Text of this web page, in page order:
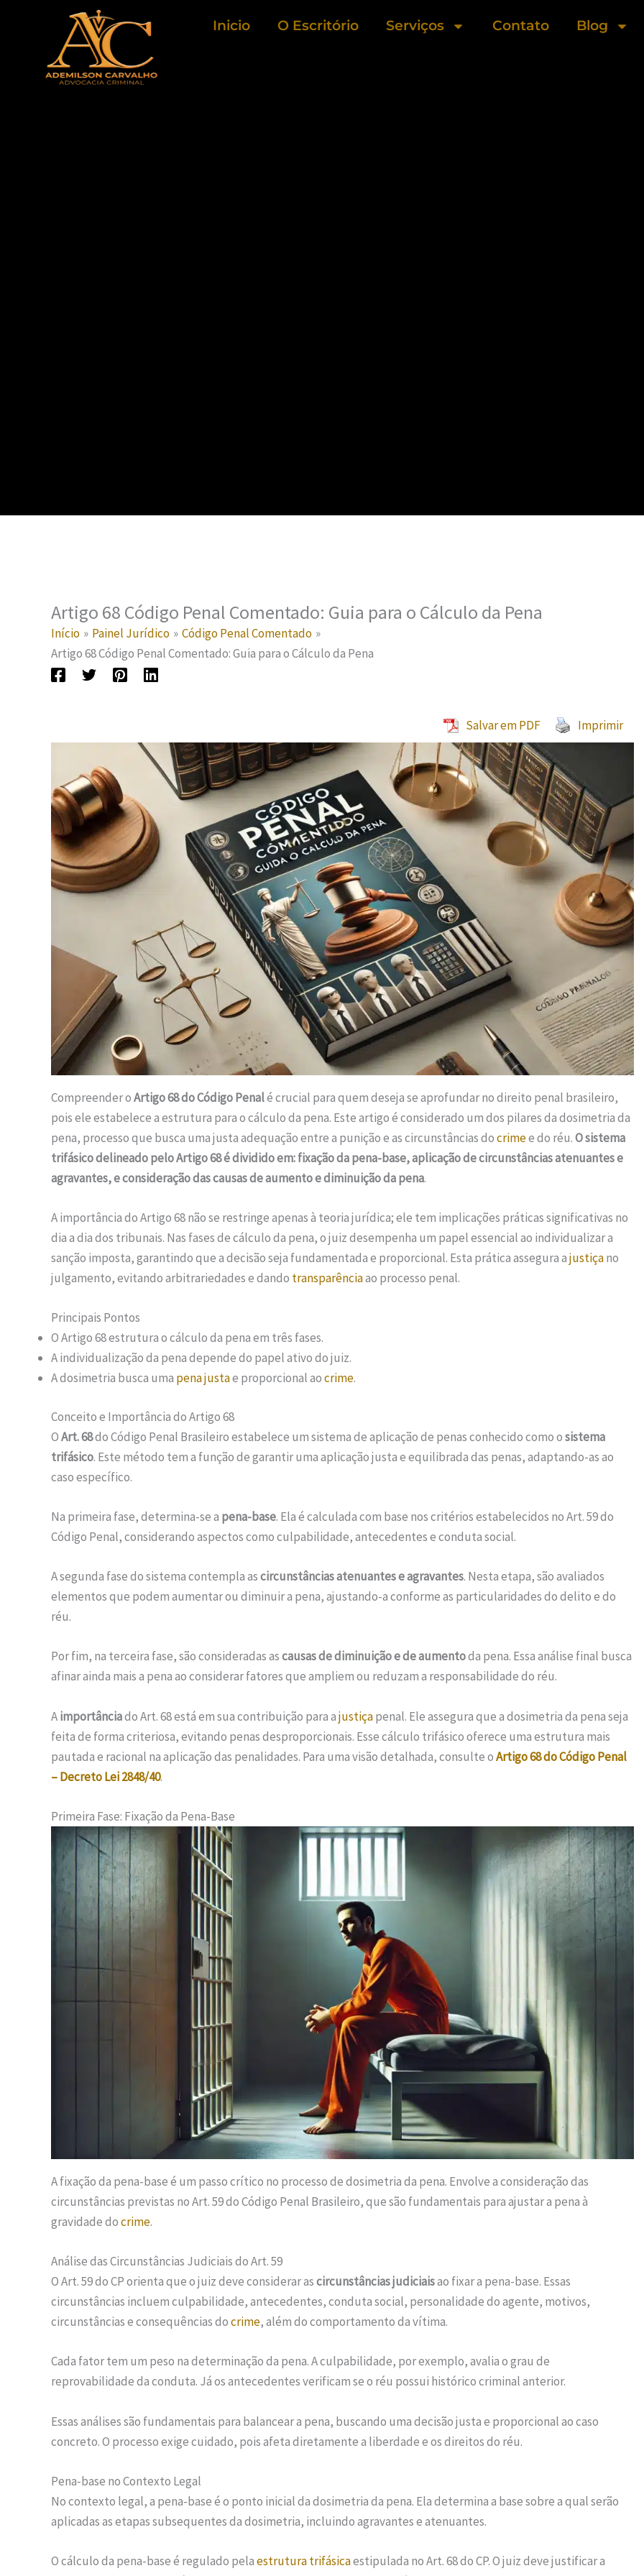
conteúdo
Inicio O Escritório Serviços Contato Blog
Artigo 68 Código Penal Comentado: Guia para o Cálculo da Pena
Início Painel Jurídico
Código Penal Comentado
Artigo 68 Código Penal Comentado: Guia para o Cálculo da Pena
Salvar em PDF Imprimir
Compreender oArtigo 68 do Código Penalé crucial para quem deseja se aprofundar no direito penal brasileiro,
pois ele estabelece a estrutura para o cálculo da pena. Este artigo é considerado um dos pilares da dosimetria da
pena, processo que busca uma justa adequação entre a punição e as circunstâncias docrimee do réu.O sistema
trifásico delineado pelo Artigo 68 é dividido em: fixação da pena-base, aplicação de circunstâncias atenuantes e
agravantes, e consideração das causas de aumento e diminuição da pena.
A importância do Artigo 68 não se restringe apenas à teoria jurídica; ele tem implicações práticas significativas no
dia a dia dos tribunais. Nas fases de cálculo da pena, o juiz desempenha um papel essencial ao individualizar a
sanção imposta, garantindo que a decisão seja fundamentada e proporcional. Esta prática assegura ajustiçano
julgamento, evitando arbitrariedades e dando transparênciaao processo penal.
Principais Pontos
O Artigo 68 estrutura o cálculo da pena em três fases.
A individualização da pena depende do papel ativo do juiz.
A dosimetria busca uma pena justae proporcional aocrime.
Conceito e Importância do Artigo 68
OArt. 68do Código Penal Brasileiro estabelece um sistema de aplicação de penas conhecido como osistema
trifásico. Este método tem a função de garantir uma aplicação justa e equilibrada das penas, adaptando-as ao
caso específico.
Na primeira fase, determina-se a pena-base. Ela é calculada com base nos critérios estabelecidos no Art. 59 do
Código Penal, considerando aspectos como culpabilidade, antecedentes e conduta social.
A segunda fase do sistema contempla ascircunstâncias atenuantes e agravantes. Nesta etapa, são avaliados
elementos que podem aumentar ou diminuir a pena, ajustando-a conforme as particularidades do delito e do
réu.
Por fim, na terceira fase, são consideradas ascausas de diminuição e de aumentoda pena. Essa análise final busca
afinar ainda mais a pena ao considerar fatores que ampliem ou reduzam a responsabilidade do réu.
Aimportânciado Art. 68 está em sua contribuição para ajustiçapenal. Ele assegura que a dosimetria da pena seja
feita de forma criteriosa, evitando penas desproporcionais. Esse cálculo trifásico oferece uma estrutura mais
pautada e racional na aplicação das penalidades. Para uma visão detalhada, consulte oArtigo 68 do Código Penal
– Decreto Lei 2848/40.
Primeira Fase: Fixação da Pena-Base
A fixação da pena-base é um passo crítico no processo de dosimetria da pena. Envolve a consideração das
circunstâncias previstas no Art. 59 do Código Penal Brasileiro, que são fundamentais para ajustar a pena à
gravidade docrime.
Análise das Circunstâncias Judiciais do Art. 59
O Art. 59 do CP orienta que o juiz deve considerar ascircunstâncias judiciaisao fixar a pena-base. Essas
circunstâncias incluem culpabilidade, antecedentes, conduta social, personalidade do agente, motivos,
circunstâncias e consequências docrime, além do comportamento da vítima.
Cada fator tem um peso na determinação da pena. A culpabilidade, por exemplo, avalia o grau de
reprovabilidade da conduta. Já os antecedentes verificam se o réu possui histórico criminal anterior.
Essas análises são fundamentais para balancear a pena, buscando uma decisão justa e proporcional ao caso
concreto. O processo exige cuidado, pois afeta diretamente a liberdade e os direitos do réu.
Pena-base no Contexto Legal
No contexto legal, a pena-base é o ponto inicial da dosimetria da pena. Ela determina a base sobre a qual serão
aplicadas as etapas subsequentes da dosimetria, incluindo agravantes e atenuantes.
O cálculo da pena-base é regulado pelaestrutura trifásicaestipulada no Art. 68 do CP. O juiz deve justificar a